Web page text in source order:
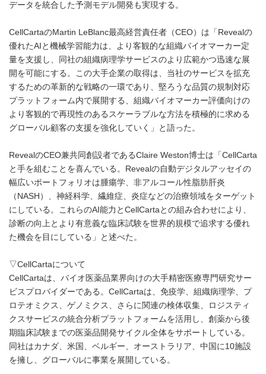
データを統合した予測モデル開発も実現する。
CellCartaのMartin LeBlanc最高経営責任者（CEO）は「Revealの
優れたAIと機械学習能力は、より客観的な組織バイオマーカー定
量を支援し、同社の組織病理学サービスのより広範かつ迅速な展
開を可能にする。この大手企業の取得は、当社のサービスを拡充
するための革新的な戦略の一環であり、堅ろうな品質の規制対応
プラットフォーム内で展開する、組織バイオマーカー評価向けの
より客観的で再現性のあるスケーラブルな方法を積極的に求める
グローバル顧客の支援を強化していく」と語った。
RevealのCEO兼共同創設者であるClaire Weston博士は「CellCarta
と手を組むことを喜んでいる。Revealの自動デジタルアッセイの
幅広いポートフォリオは腫瘍学、非アルコール性脂肪肝炎
（NASH）、神経科学、繊維症、炎症などの治療領域をターゲット
にしている。これらのAI能力とCellCartaとの組み合わせにより、
診断の向上とより有意義な臨床試験を世界的規模で追求する優れ
た機会を目にしている」と述べた。
▽CellCartaについて
CellCartaは、バイオ医薬品業界向けの大手精密医療専門研究サー
ビスプロバイダーである。CellCartaは、免疫学、組織病理学、プ
ロテオミクス、ゲノミクス、さらに関連の検体収集、ロジスティ
クスサービスの統合分析プラットフォームを活用し、創薬から後
期臨床試験までの医薬品開発サイクル全体をサポートしている。
同社はカナダ、米国、ベルギー、オーストラリア、中国に10施設
を擁し、グローバルに事業を展開している。